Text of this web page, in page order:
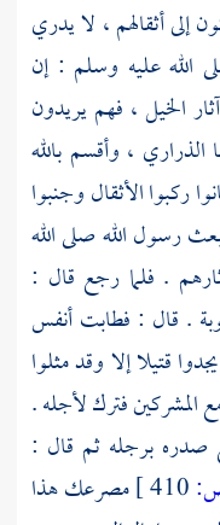
إلى أثقالهم ، لا يدري
الله عليه وسلم : إن
الخيل ، فهم يريدون
، وأقسم بالله
ركبوا الأثقال وجنبوا
رسول الله صلى الله
. فلما رجع قال :
. قال : فطابت أنفس
قتيلا إلا وقد مثلوا
المشركين فترك لأجله .
صدره برجله ثم قال :
مصرعك هذا